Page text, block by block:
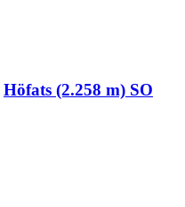
Höfats (2.258 m) SO